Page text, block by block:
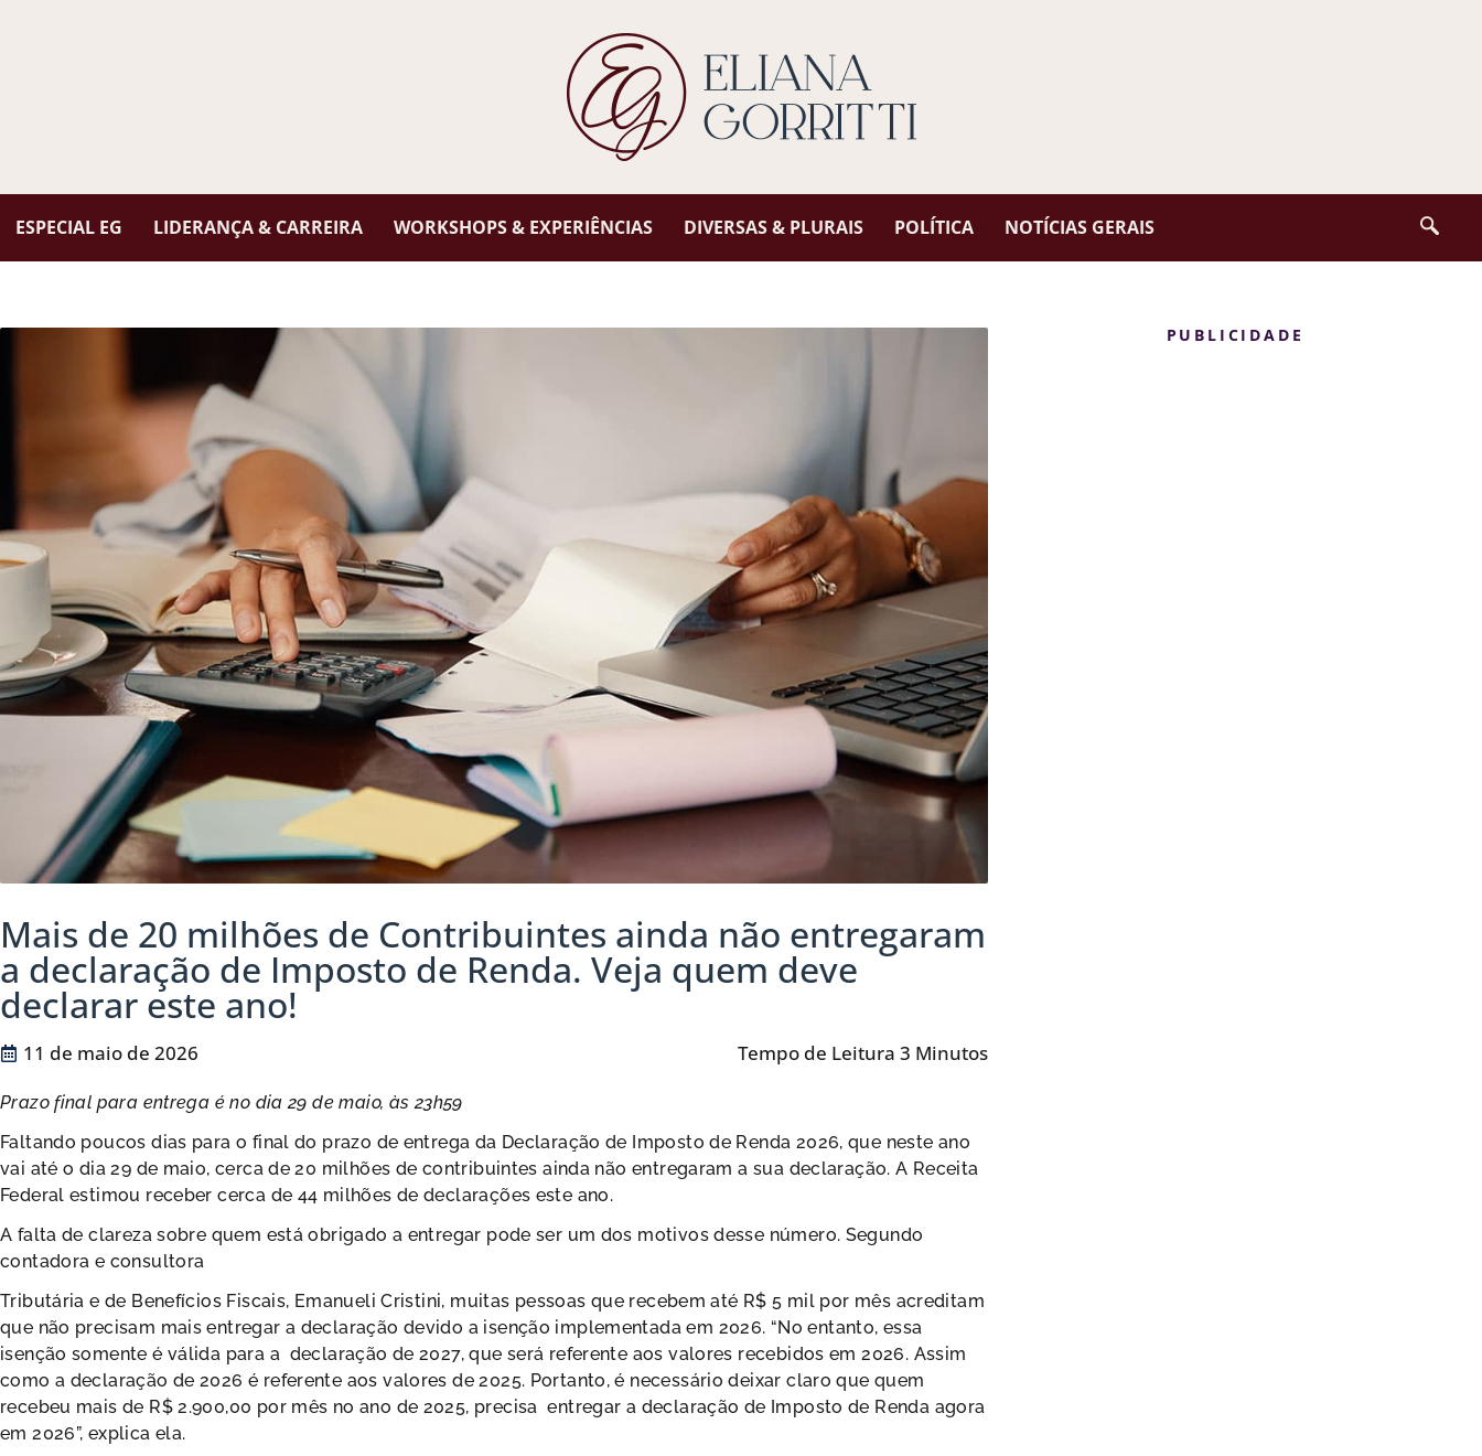
ESPECIAL EG LIDERANÇA & CARREIRA WORKSHOPS & EXPERIÊNCIAS DIVERSAS & PLURAIS POLÍTICA NOTÍCIAS GERAIS
Mais de 20 milhões de Contribuintes ainda não entregaram
a declaração de Imposto de Renda. Veja quem deve
declarar este ano!
11 de maio de 2026
Prazo final para entrega é no dia 29 de maio, às 23h59
Faltando poucos dias para o final do prazo de entrega da Declaração de Imposto de Renda 2026, que neste ano
vai até o dia 29 de maio, cerca de 20 milhões de contribuintes ainda não entregaram a sua declaração. A Receita
Federal estimou receber cerca de 44 milhões de declarações este ano.
A falta de clareza sobre quem está obrigado a entregar pode ser um dos motivos desse número. Segundo
contadora e consultora
Tributária e de Benefícios Fiscais, Emanueli Cristini, muitas pessoas que recebem até R$ 5 mil por mês acreditam
que não precisam mais entregar a declaração devido a isenção implementada em 2026. “No entanto, essa
isenção somente é válida para a declaração de 2027, que será referente aos valores recebidos em 2026. Assim
como a declaração de 2026 é referente aos valores de 2025. Portanto, é necessário deixar claro que quem
recebeu mais de R$ 2.900,00 por mês no ano de 2025, precisa entregar a declaração de Imposto de Renda agora
em 2026”, explica ela.
PUBLICIDADE